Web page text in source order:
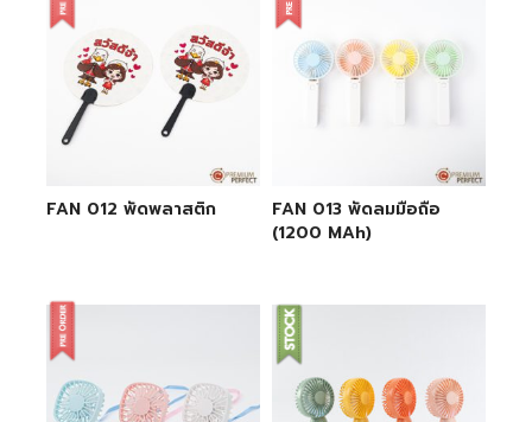
FAN 012 พัดพลาสติก
FAN 013 พัดลมมือถือ
(1200 MAh)